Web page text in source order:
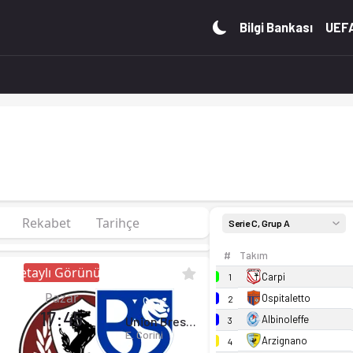
Kadro, fikstür ve canlı skor Ofsayt'ta.
Bilgi Bankası
Rekabet Tarihçe
Detaylı Görünüm
Pazar
17:45 Union Brescia
E. Corini
Serie C, Grup A
# Takım
1 Carpi
2 Ospitaletto
3 Albinoleffe
4 Arzignano